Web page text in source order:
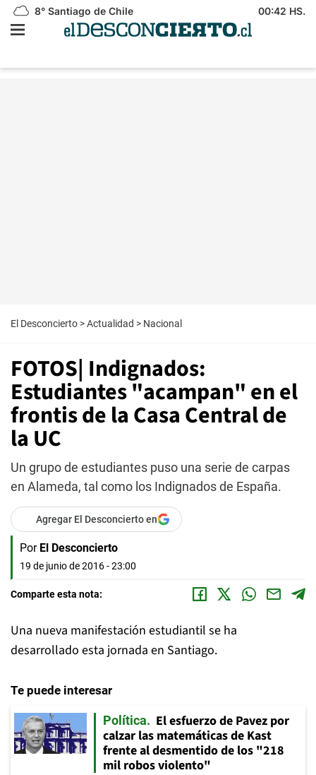
8° Santiago de Chile 00:42 HS.
El Desconcierto >Actualidad > Nacional
FOTOS| Indignados:
Estudiantes "acampan" en el
frontis de la Casa Central de
la UC
Un grupo de estudiantes puso una serie de carpas
en Alameda, tal como los Indignados de España.
Agregar El Desconcierto en
Por El Desconcierto
19 de junio de 2016 - 23:00
Comparte esta nota:
Una nueva manifestación estudiantil se ha
desarrollado esta jornada en Santiago.
Te puede interesar
Política
El esfuerzo de Pavez por
calzar las matemáticas de Kast
frente al desmentido de los "218
mil robos violento"